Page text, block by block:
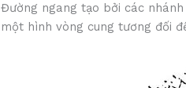
Đường ngang tạo bởi các
một hình vòng cung tương đối